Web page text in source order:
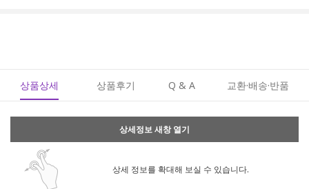
상품상세 상품후기 Q & A 교환·배송·반품
상세정보 새창 열기
상세 정보를 확대해 보실 수 있습니다.